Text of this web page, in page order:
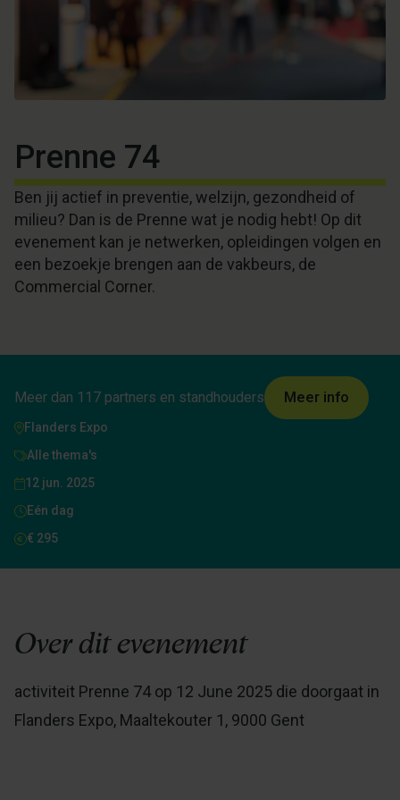
Prenne 74
Ben jij actief in preventie, welzijn, gezondheid of
milieu? Dan is de Prenne wat je nodig hebt! Op dit
evenement kan je netwerken, opleidingen volgen en
een bezoekje brengen aan de vakbeurs, de
Commercial Corner.
Meer dan 117 partners en standhouders Meer info
Flanders Expo
Alle thema's
12 jun. 2025
Eén dag
€ 295
Over dit evenement
activiteit Prenne 74 op 12 June 2025 die doorgaat in
Flanders Expo, Maaltekouter 1, 9000 Gent